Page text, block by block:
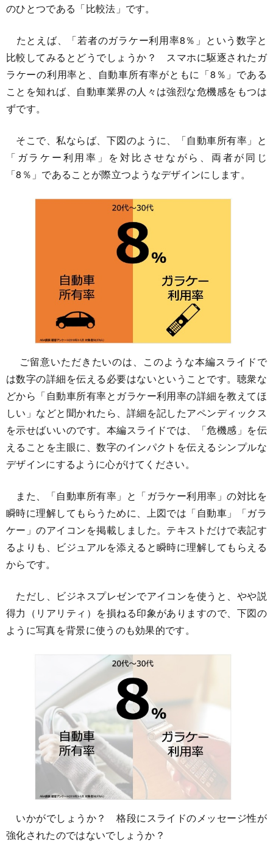
のひとつである「比較法」です。
たとえば、「若者のガラケー利用率8％」という数字と
比較してみるとどうでしょうか？ スマホに駆逐されたガ
ラケーの利用率と、自動車所有率がともに「8％」である
ことを知れば、自動車業界の人々は強烈な危機感をもつは
ずです。
そこで、私ならば、下図のように、「自動車所有率」と
「ガラケー利用率」を対比させながら、両者が同じ
「8％」であることが際立つようなデザインにします。
ご留意いただきたいのは、このような本編スライドで
は数字の詳細を伝える必要はないということです。聴衆な
どから「自動車所有率とガラケー利用率の詳細を教えてほ
しい」などと聞かれたら、詳細を記したアペンディックス
を示せばいいのです。本編スライドでは、「危機感」を伝
えることを主眼に、数字のインパクトを伝えるシンプルな
デザインにするように心がけてください。
また、「自動車所有率」と「ガラケー利用率」の対比を
瞬時に理解してもらうために、上図では「自動車」「ガラ
ケー」のアイコンを掲載しました。テキストだけで表記す
るよりも、ビジュアルを添えると瞬時に理解してもらえる
からです。
ただし、ビジネスプレゼンでアイコンを使うと、やや説
得力（リアリティ）を損ねる印象がありますので、下図の
ように写真を背景に使うのも効果的です。
いかがでしょうか？ 格段にスライドのメッセージ性が
強化されたのではないでしょうか？